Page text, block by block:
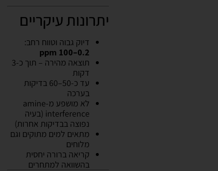
יתרונות עיקריים
דיוק גבוה וטווח רחב:
0.2–100 ppm
תוצאה מהירה – תוך כ-3
דקות
עד כ-50–60 בדיקות
בערכה
לא מושפע מ-amine
interference (בעיה
נפוצה בבדיקות אחרות)
מתאים למים מתוקים וגם
מלוחים
קריאה ברורה יחסית
בהשוואה למתחרים